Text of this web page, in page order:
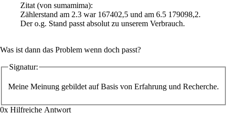
Zitat (von sumamima):
Zählerstand am 2.3 war 167402,5 und am 6.5 179098,2.
Der o.g. Stand passt absolut zu unserem Verbrauch.
Was ist dann das Problem wenn doch passt?
Signatur:
Meine Meinung gebildet auf Basis von Erfahrung und Recherche.
0x Hilfreiche Antwort